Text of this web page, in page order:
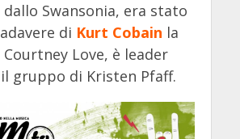
Swansonia, era stato
di Kurt Cobain la
Love, è leader
gruppo di Kristen Pfaff.